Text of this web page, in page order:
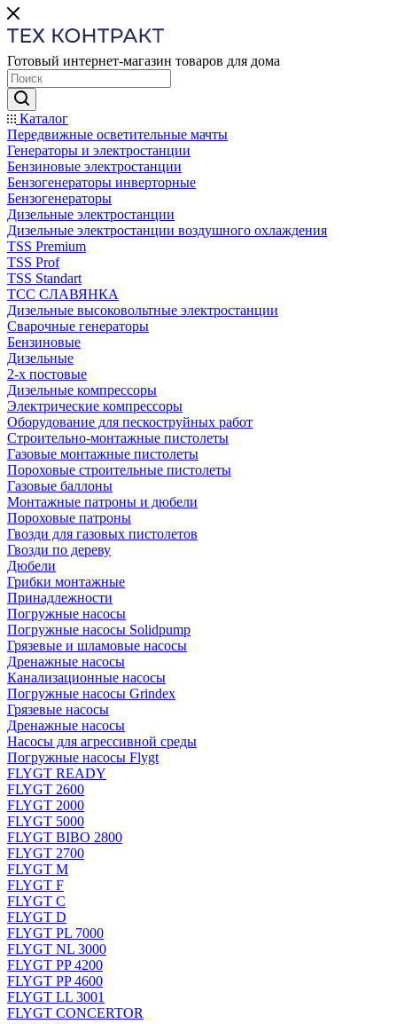
Готовый интернет-магазин товаров для дома
Каталог
Передвижные осветительные мачты
Генераторы и электростанции
Бензиновые электростанции
Бензогенераторы инверторные
Бензогенераторы
Дизельные электростанции
Дизельные электростанции воздушного охлаждения
TSS Premium
TSS Prof
TSS Standart
ТСС СЛАВЯНКА
Дизельные высоковольтные электростанции
Сварочные генераторы
Бензиновые
Дизельные
2-х постовые
Дизельные компрессоры
Электрические компрессоры
Оборудование для пескоструйных работ
Строительно-монтажные пистолеты
Газовые монтажные пистолеты
Пороховые строительные пистолеты
Газовые баллоны
Монтажные патроны и дюбели
Пороховые патроны
Гвозди для газовых пистолетов
Гвозди по дереву
Дюбели
Грибки монтажные
Принадлежности
Погружные насосы
Погружные насосы Solidpump
Грязевые и шламовые насосы
Дренажные насосы
Канализационные насосы
Погружные насосы Grindex
Грязевые насосы
Дренажные насосы
Насосы для агрессивной среды
Погружные насосы Flygt
FLYGT READY
FLYGT 2600
FLYGT 2000
FLYGT 5000
FLYGT BIBO 2800
FLYGT 2700
FLYGT M
FLYGT F
FLYGT C
FLYGT D
FLYGT PL 7000
FLYGT NL 3000
FLYGT PP 4200
FLYGT PP 4600
FLYGT LL 3001
FLYGT CONCERTOR